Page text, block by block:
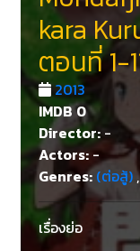
kara
ตอนที่ 1-
2013
IMDB0
Director: -
Actors: -
Genres: (ต่อสู้)
เรื่องย่อ